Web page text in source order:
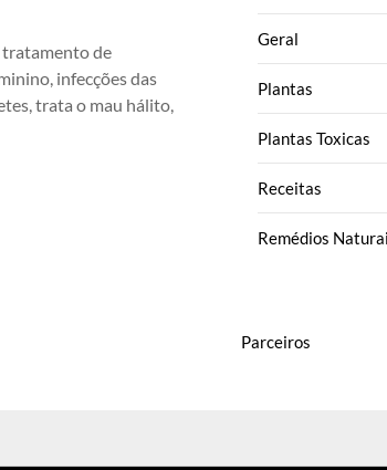
tratamento de
infecções das
trata o mau hálito,
Geral
Plantas
Plantas Toxicas
Receitas
Remédios
Parceiros